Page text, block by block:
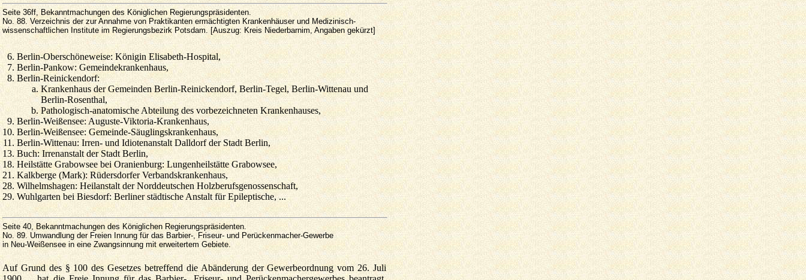
Seite 36ff, Bekanntmachungen des Königlichen Regierungspräsidenten.
No. 88. Verzeichnis der zur Annahme von Praktikanten ermächtigten Krankenhäuser und Medizinisch-
wissenschaftlichen Institute im Regierungsbezirk Potsdam. [Auszug: Kreis Niederbarnim, Angaben gekürzt]
6. Berlin-Oberschöneweise: Königin Elisabeth-Hospital,
7.Berlin-Pankow: Gemeindekrankenhaus,
8. Berlin-Reinickendorf:
Krankenhaus der Gemeinden Berlin-Reinickendorf, Berlin-Tegel, Berlin-Wittenau und
Berlin-Rosenthal,
Pathologisch-anatomische Abteilung des vorbezeichneten Krankenhauses,
9. Berlin-Weißensee: Auguste-Viktoria-Krankenhaus,
10. Berlin-Weißensee: Gemeinde-Säuglingskrankenhaus,
11.Berlin-Wittenau: Irren- und Idiotenanstalt Dalldorf der Stadt Berlin,
13. Buch: Irrenanstalt der Stadt Berlin,
18.Heilstätte Grabowsee bei Oranienburg: Lungenheilstätte Grabowsee,
21. Kalkberge (Mark): Rüdersdorfer Verbandskrankenhaus,
28. Wilhelmshagen: Heilanstalt der Norddeutschen Holzberufsgenossenschaft,
29. Wuhlgarten bei Biesdorf: Berliner städtische Anstalt für Epileptische, ...
Seite 40, Bekanntmachungen des Königlichen Regierungspräsidenten.
No. 89. Umwandlung der Freien Innung für das Barbier-, Friseur- und Perückenmacher-Gewerbe
in Neu-Weißensee in eine Zwangsinnung mit erweitertem Gebiete.
Auf Grund des § 100 des Gesetzes betreffend die Abänderung der Gewerbeordnung vom 26. Juli